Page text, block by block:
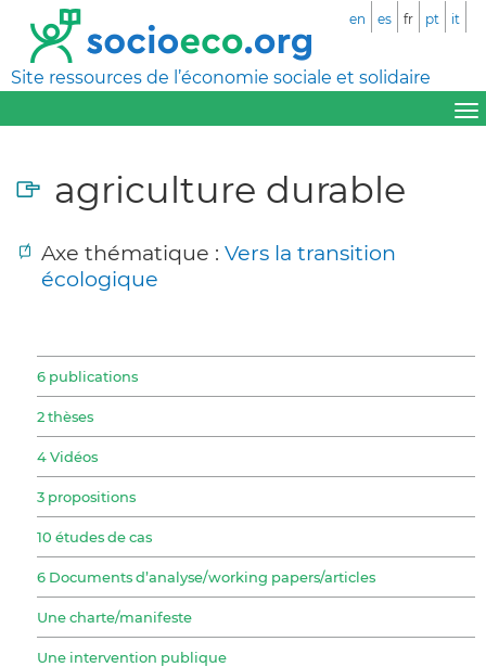
Site ressources de l’économie sociale et solidaire
en es fr pt it
agriculture durable
Axe thématique : Vers la transition
écologique
6 publications
2 thèses
4 Vidéos
3 propositions
10 études de cas
6 Documents d’analyse/working papers/articles
Une charte/manifeste
Une intervention publique